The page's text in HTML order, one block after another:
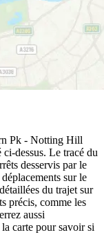
Pk - Notting Hill
dessus. Le tracé du
desservis par le
sur le
du trajet sur
précis, comme les
aussi
carte pour savoir si